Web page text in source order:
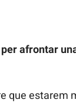
afrontar
que estarem